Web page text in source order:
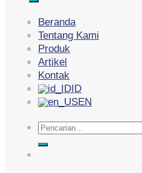
Beranda
Tentang Kami
Produk
Artikel
Kontak
ID
EN
Pencarian